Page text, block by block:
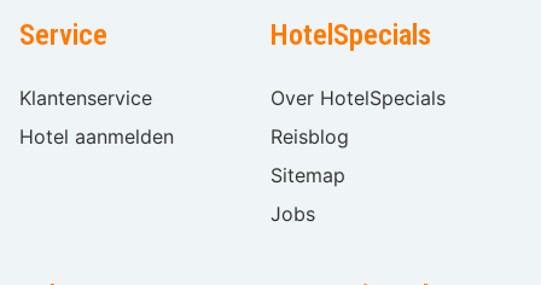
Service
Klantenservice
Hotel aanmelden
HotelSpecials
Over HotelSpecials
Reisblog
Sitemap
Jobs